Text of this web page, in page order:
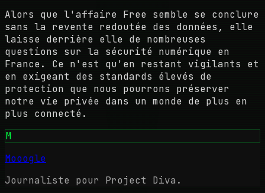
Alors que l'affaire Free semble se conclure
sans la revente redoutée des données, elle
laisse derrière elle de nombreuses
questions sur la sécurité numérique en
France. Ce n'est qu'en restant vigilants et
en exigeant des standards élevés de
protection que nous pourrons préserver
notre vie privée dans un monde de plus en
plus connecté.
M
Mooogle
Journaliste pour Project Diva.